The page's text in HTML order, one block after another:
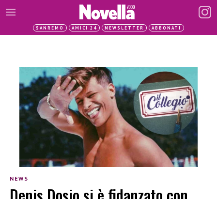
SANREMO AMICI 24 NEWSLETTER ABBONATI
NEWS